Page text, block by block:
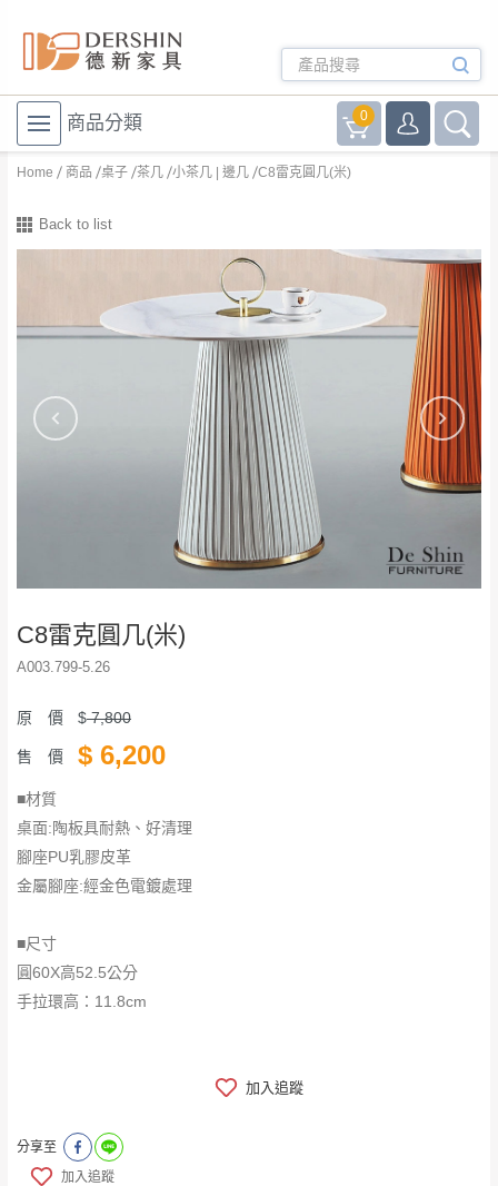
商品分類 0
Home 商品 桌子 茶几 小茶几 | 邊几 C8雷克圓几(米)
Back to list
C8雷克圓几(米)
A003.799-5.26
原 價 $7,800
售 價 $ 6,200
■材質
桌面:陶板具耐熱、好清理
腳座PU乳膠皮革
金屬腳座:經金色電鍍處理
■尺寸
圓60X高52.5公分
手拉環高：11.8cm
加入追蹤
分享至
加入追蹤